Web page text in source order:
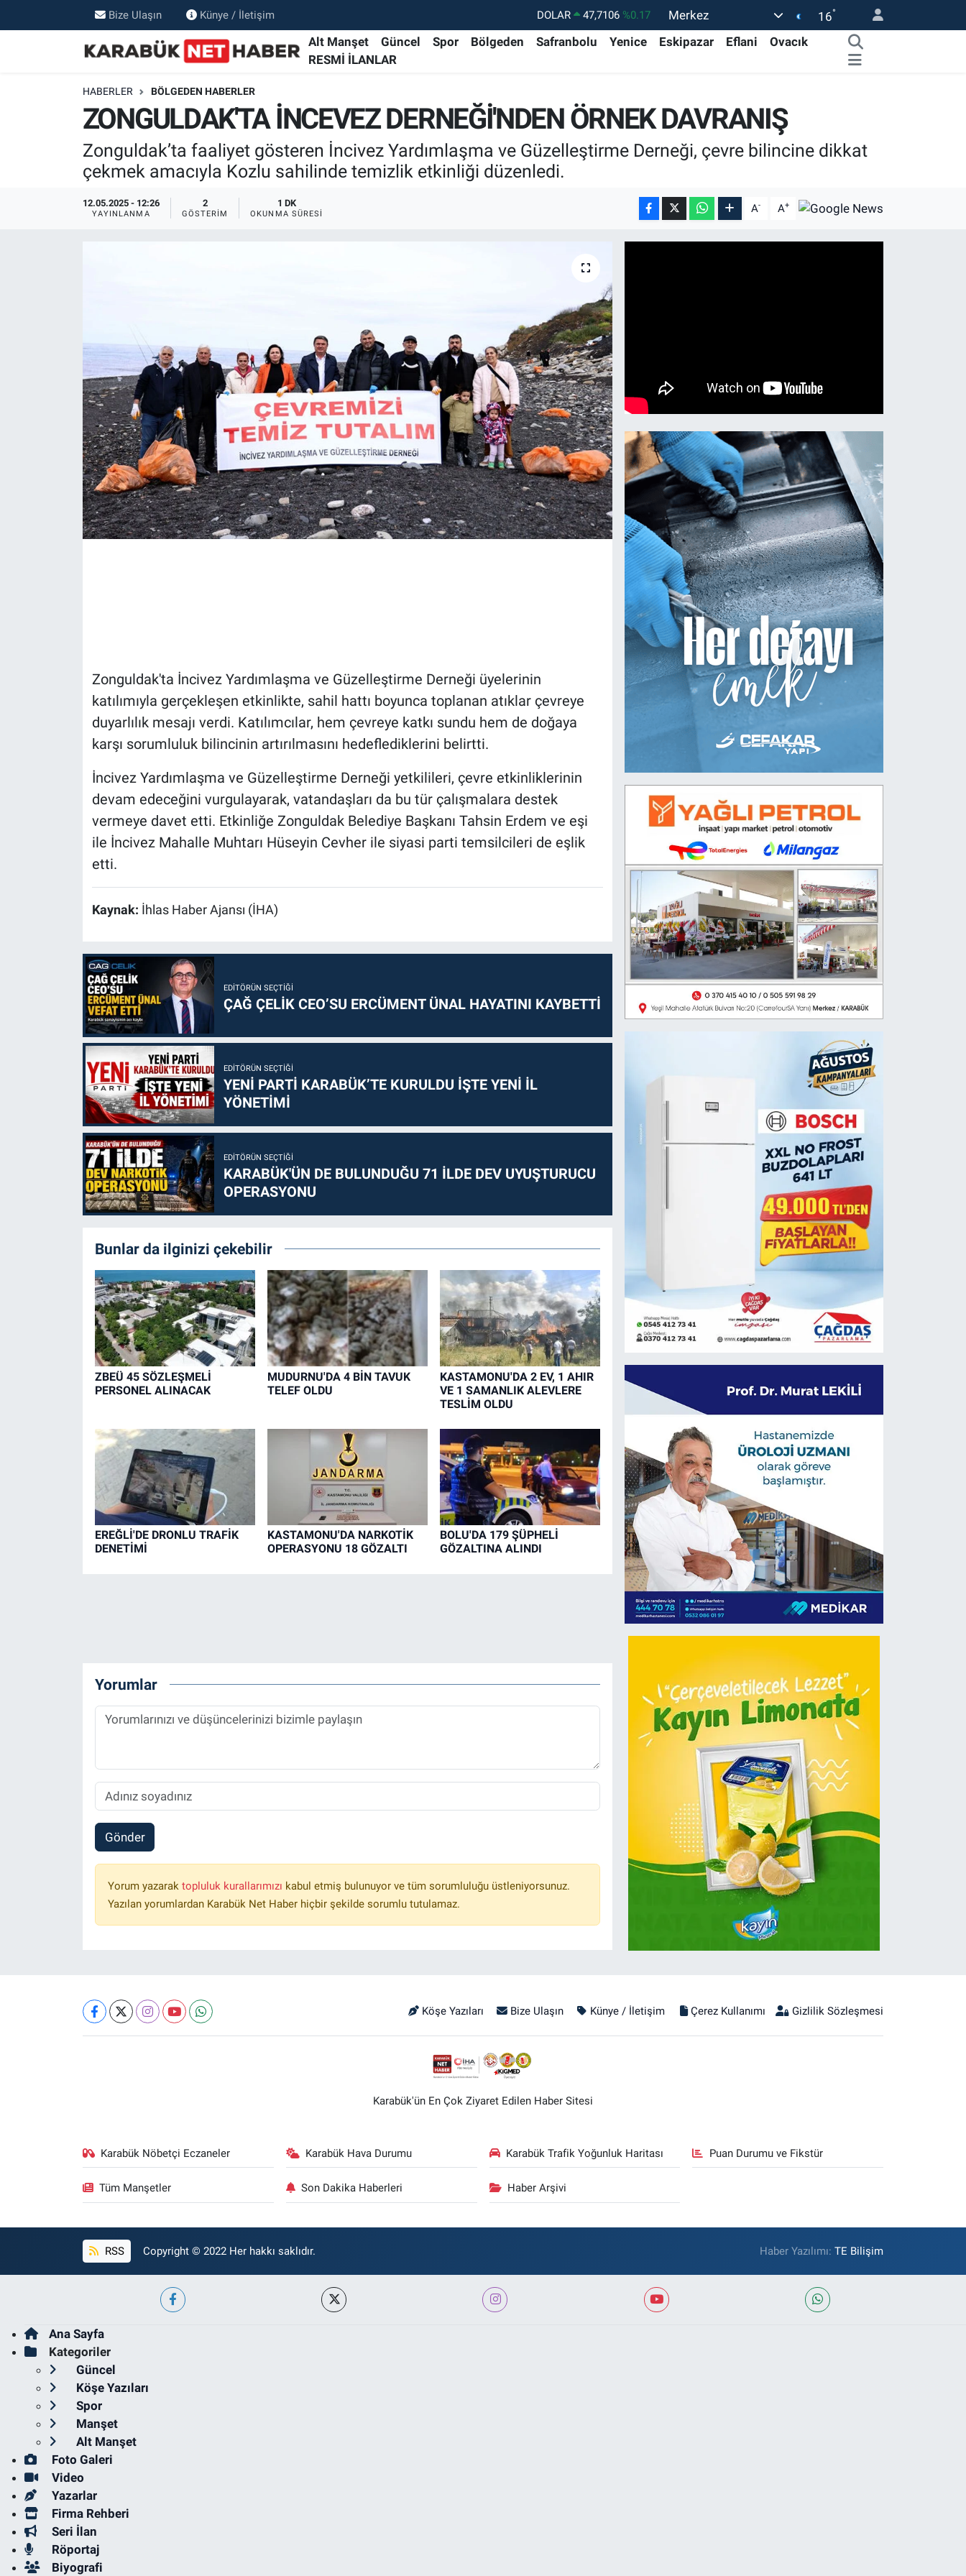
Bize Ulaşın Künye / İletişim DOLAR 47,7106 %0.17
EURO
55,1652 %0.27
BİST100
13.773
%-19
BITCOIN
65.130,04 %1.2
Merkez 16°
Alt Manşet Güncel Spor Bölgeden Safranbolu Yenice Eskipazar Eflani
Ovacık
RESMİ İLANLAR
HABERLER BÖLGEDEN HABERLER
ZONGULDAK'TA İNCEVEZ DERNEĞİ'NDEN ÖRNEK DAVRANIŞ
Zonguldak’ta faaliyet gösteren İncivez Yardımlaşma ve Güzelleştirme Derneği, çevre bilincine dikkat
çekmek amacıyla Kozlu sahilinde temizlik etkinliği düzenledi.
12.05.2025 - 12:26
YAYINLANMA
2
GÖSTERIM
1 DK
OKUNMA SÜRESI A- A+
Zonguldak'ta İncivez Yardımlaşma ve Güzelleştirme Derneği üyelerinin
katılımıyla gerçekleşen etkinlikte, sahil hattı boyunca toplanan atıklar çevreye
duyarlılık mesajı verdi. Katılımcılar, hem çevreye katkı sundu hem de doğaya
karşı sorumluluk bilincinin artırılmasını hedeflediklerini belirtti.
İncivez Yardımlaşma ve Güzelleştirme Derneği yetkilileri, çevre etkinliklerinin
devam edeceğini vurgulayarak, vatandaşları da bu tür çalışmalara destek
vermeye davet etti. Etkinliğe Zonguldak Belediye Başkanı Tahsin Erdem ve eşi
ile İncivez Mahalle Muhtarı Hüseyin Cevher ile siyasi parti temsilcileri de eşlik
etti.
Kaynak: İhlas Haber Ajansı (İHA)
EDITÖRÜN SEÇTIĞI
ÇAĞ ÇELİK CEO’SU ERCÜMENT ÜNAL HAYATINI KAYBETTİ
EDITÖRÜN SEÇTIĞI
YENİ PARTİ KARABÜK’TE KURULDU İŞTE YENİ İL
YÖNETİMİ
EDITÖRÜN SEÇTIĞI
KARABÜK'ÜN DE BULUNDUĞU 71 İLDE DEV UYUŞTURUCU
OPERASYONU
Bunlar da ilginizi çekebilir
ZBEÜ 45 SÖZLEŞMELİ
PERSONEL ALINACAK
MUDURNU'DA 4 BİN TAVUK
TELEF OLDU
KASTAMONU'DA 2 EV, 1 AHIR
VE 1 SAMANLIK ALEVLERE
TESLİM OLDU
EREĞLİ'DE DRONLU TRAFİK
DENETİMİ
KASTAMONU'DA NARKOTİK
OPERASYONU 18 GÖZALTI
BOLU'DA 179 ŞÜPHELİ
GÖZALTINA ALINDI
Yorumlar
Gönder
Yorum yazarak topluluk kurallarımızı kabul etmiş bulunuyor ve tüm sorumluluğu üstleniyorsunuz.
Yazılan yorumlardan Karabük Net Haber hiçbir şekilde sorumlu tutulamaz.
Köşe Yazıları Bize Ulaşın Künye / İletişim Çerez Kullanımı Gizlilik Sözleşmesi
Karabük'ün En Çok Ziyaret Edilen Haber Sitesi
Karabük Nöbetçi Eczaneler Karabük Hava Durumu Karabük Trafik Yoğunluk Haritası Puan Durumu ve Fikstür
Tüm Manşetler Son Dakika Haberleri Haber Arşivi
RSS Copyright © 2022 Her hakkı saklıdır. Haber Yazılımı:TE Bilişim
Ana Sayfa
Kategoriler
Güncel
Köşe Yazıları
Spor
Manşet
Alt Manşet
Foto Galeri
Video
Yazarlar
Firma Rehberi
Seri İlan
Röportaj
Biyografi